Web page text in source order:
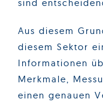
sind
Aus diesem
diesem Sektor
Informationen
Merkmale,
einen genauen